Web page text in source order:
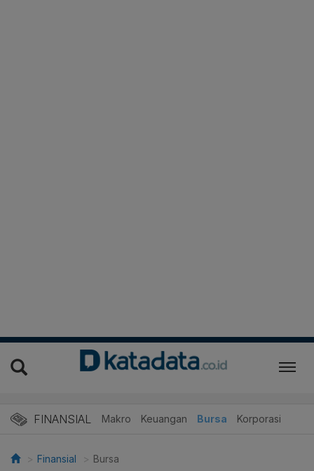
FINANSIAL Makro Keuangan Bursa Korporasi
Finansial Bursa